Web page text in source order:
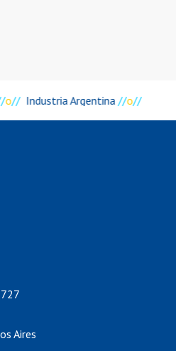
o// Industria Argentina //o//
Aires